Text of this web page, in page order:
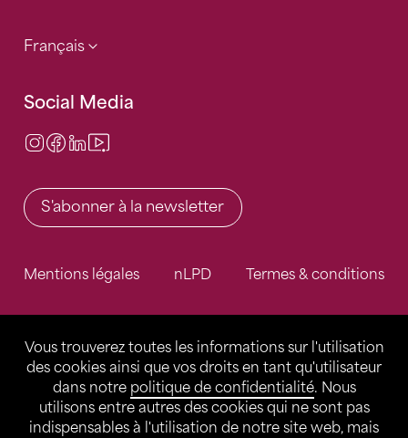
Vous trouverez toutes les informations sur l'utilisation
des cookies ainsi que vos droits en tant qu'utilisateur
dans notre politique de confidentialité. Nous
utilisons entre autres des cookies qui ne sont pas
indispensables à l'utilisation de notre site web, mais
Français
Social Media
Instagram
Facebook
LinkedIn
S'abonner à la newsletter
Mentions légales nLPD Termes & conditions